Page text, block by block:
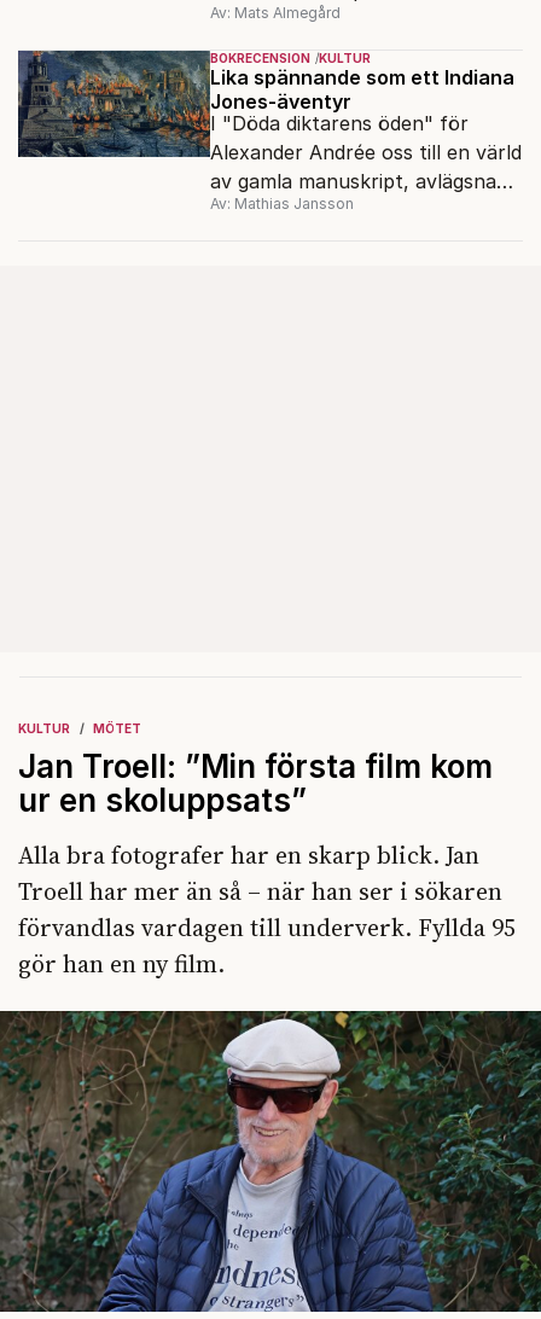
förtrycket och frigörelsen i DDR.
Av: Mats Almegård
BOKRECENSION KULTUR
Lika spännande som ett Indiana
Jones-äventyr
I "Döda diktarens öden" för
Alexander Andrée oss till en värld
av gamla manuskript, avlägsna
kloster och förkolnade
Av: Mathias Jansson
KULTUR MÖTET
Jan Troell: ”Min första film kom
ur en skoluppsats”
Alla bra fotografer har en skarp blick. Jan
Troell har mer än så – när han ser i sökaren
förvandlas vardagen till underverk. Fyllda 95
gör han en ny film.